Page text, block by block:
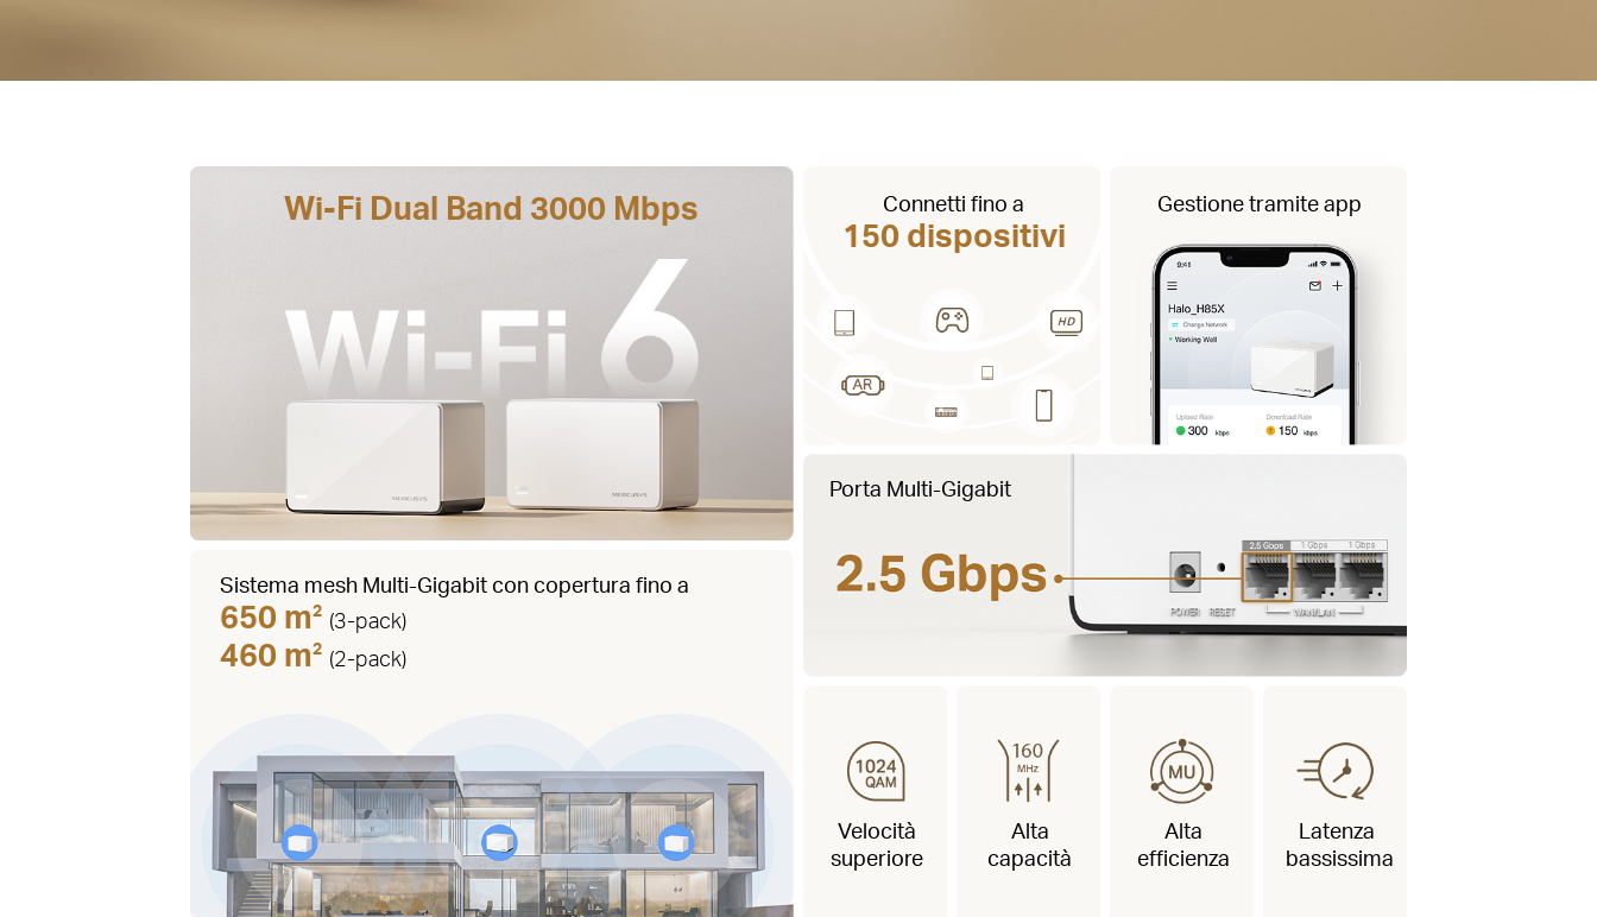
Wi-Fi Dual Band 3000 Mbps Connetti fino a
150 dispositivi
Gestione tramite app
Sistema mesh Multi-Gigabit con copertura fino a
650 m2 (3-pack)
460 m2 (2-pack)
Porta Multi-Gigabit
Velocità
superiore
Alta
capacità
Alta
efficienza
Latenza
bassissima